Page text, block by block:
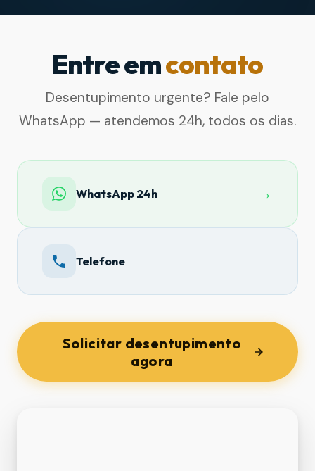
Entre emcontato
Desentupimento urgente? Fale pelo
WhatsApp — atendemos 24h, todos os dias.
WhatsApp 24h →
Telefone
Solicitar desentupimento
agora